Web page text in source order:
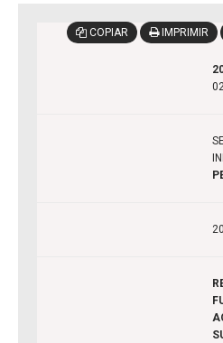
COPIAR IMPRIMIR